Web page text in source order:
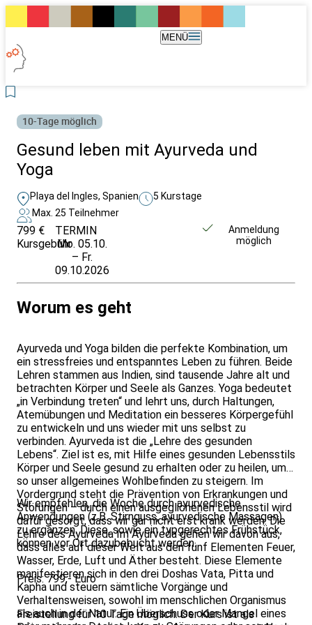
MENÜ
10-Tage möglich
Gesund leben mit Ayurveda und
Yoga
Playa del Ingles, Spanien
5 Kurstage
Max. 25 Teilnehmer
799 €
Kursgebühr
TERMIN
Mo. 05.10.
– Fr.
09.10.2026
Anmeldung
möglich
Worum es geht
Ayurveda und Yoga bilden die perfekte Kombination, um
ein stressfreies und entspanntes Leben zu führen. Beide
Lehren stammen aus Indien, sind tausende Jahre alt und
betrachten Körper und Seele als Ganzes. Yoga bedeutet
„in Verbindung treten“ und lehrt uns, durch Haltungen,
Atemübungen und Meditation ein besseres Körpergefühl
zu entwickeln und uns wieder mit uns selbst zu
verbinden. Ayurveda ist die „Lehre des gesunden
Lebens“. Ziel ist es, mit Hilfe eines gesunden Lebensstils
Körper und Seele gesund zu erhalten oder zu heilen, um
so unser allgemeines Wohlbefinden zu steigern. Im
Vordergrund steht die Prävention von Erkrankungen und
Störungen – durch einen ausgeglichenen Lebensstil wird
dafür gesorgt, dass wir gar nicht erst krank werden. Die
Lehre des Ayurveda Im Ayurveda gehen wir davon aus,
dass alles auf dieser Welt aus den fünf Elementen Feuer,
Wasser, Erde, Luft und Äther besteht. Diese Elemente
manifestieren sich in den drei Doshas Vata, Pitta und
Kapha und steuern sämtliche Vorgänge und
Verhaltensweisen, sowohl im menschlichen Organismus
als auch in der Natur. Ein Überschuss oder Mangel eines
Wir empfehlen, die Woche durch ayurvedische
Anwendungen (z.B. Stirnguss, ayurvedische Massagen)
zu ergänzen. Diese, sowie ein typgerechtes Frühstück,
können vor Ort dazubebucht werden.
Preis: 799,- Euro
Freistellung für 10 Tage möglich. Der Kurs ist als